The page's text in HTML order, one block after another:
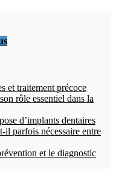
et traitement précoce
rôle essentiel dans la
d’implants dentaires
il parfois nécessaire entre
et le diagnostic